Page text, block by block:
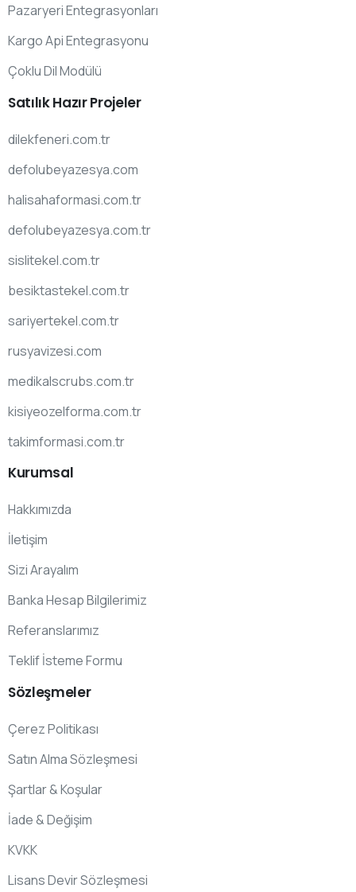
Pazaryeri Entegrasyonları
Kargo Api Entegrasyonu
Çoklu Dil Modülü
SatılıkHazırProjeler
dilekfeneri.com.tr
defolubeyazesya.com
halisahaformasi.com.tr
defolubeyazesya.com.tr
sislitekel.com.tr
besiktastekel.com.tr
sariyertekel.com.tr
rusyavizesi.com
medikalscrubs.com.tr
kisiyeozelforma.com.tr
takimformasi.com.tr
Kurumsal
Hakkımızda
İletişim
Sizi Arayalım
Banka Hesap Bilgilerimiz
Referanslarımız
Teklif İsteme Formu
Sözleşmeler
Çerez Politikası
Satın Alma Sözleşmesi
Şartlar & Koşular
İade & Değişim
KVKK
Lisans Devir Sözleşmesi